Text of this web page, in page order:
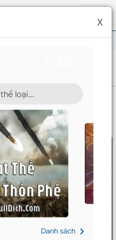
Hiện
menu
X